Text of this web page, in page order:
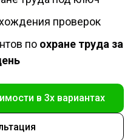
проверок
по охране труда за
в 3х вариантах